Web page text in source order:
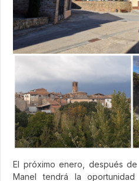
El próximo enero, después
Manel tendrá la